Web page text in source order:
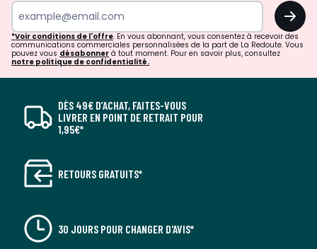
OK
*Voir conditions de l'offre. En vous abonnant, vous consentez à recevoir des
communications commerciales personnalisées de la part de La Redoute. Vous
pouvez vous désabonner à tout moment. Pour en savoir plus, consultez
notre politique de confidentialité.
DÈS 49€ D’ACHAT, FAITES-VOUS
LIVRER EN POINT DE RETRAIT POUR
1,95€*
RETOURS GRATUITS*
30 JOURS POUR CHANGER D'AVIS*